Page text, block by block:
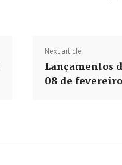
Next article
Lançamentos
08 de